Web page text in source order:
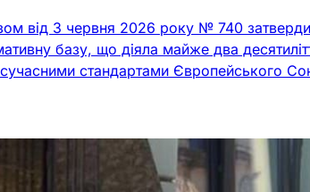
від 3 червня 2026 року № 740
базу, що діяла майже два
стандартами Європейського